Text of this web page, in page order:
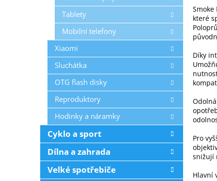
Tablety
Mobilní telefony
Xiaomi
Sluchátka
OTG flash disky
Reproduktory
Hodinky a náramky
Cyklo a sport
Dílna a zahrada
Velké spotřebiče
které
Díky
Pro
snižují
Hlavní